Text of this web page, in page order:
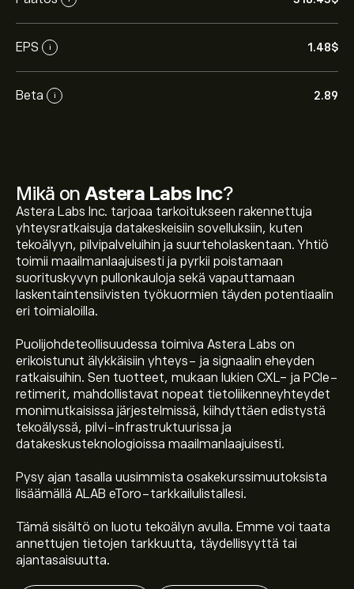
EPS i 1.48‎$‎
Beta i 2.89
Mikä on Astera Labs Inc?
Astera Labs Inc. tarjoaa tarkoitukseen rakennettuja
yhteysratkaisuja datakeskeisiin sovelluksiin, kuten
tekoälyyn, pilvipalveluihin ja suurteholaskentaan. Yhtiö
toimii maailmanlaajuisesti ja pyrkii poistamaan
suorituskyvyn pullonkauloja sekä vapauttamaan
laskentaintensiivisten työkuormien täyden potentiaalin
eri toimialoilla.
Puolijohdeteollisuudessa toimiva Astera Labs on
erikoistunut älykkäisiin yhteys- ja signaalin eheyden
ratkaisuihin. Sen tuotteet, mukaan lukien CXL- ja PCIe-
retimerit, mahdollistavat nopeat tietoliikenneyhteydet
monimutkaisissa järjestelmissä, kiihdyttäen edistystä
tekoälyssä, pilvi-infrastruktuurissa ja
datakeskusteknologioissa maailmanlaajuisesti.
Pysy ajan tasalla uusimmista osakekurssimuutoksista
lisäämällä ALAB eToro-tarkkailulistallesi.
Tämä sisältö on luotu tekoälyn avulla. Emme voi taata
annettujen tietojen tarkkuutta, täydellisyyttä tai
ajantasaisuutta.
Osakkeen ALAB hinta tänään on 312.15‎$‎.
Keskihinta osakkeelle Astera Labs Inc on 312.15‎$‎.Luo tili
eToroon saadaksesi asiantuntijoiden ennusteet ja
hintatavoitteet.